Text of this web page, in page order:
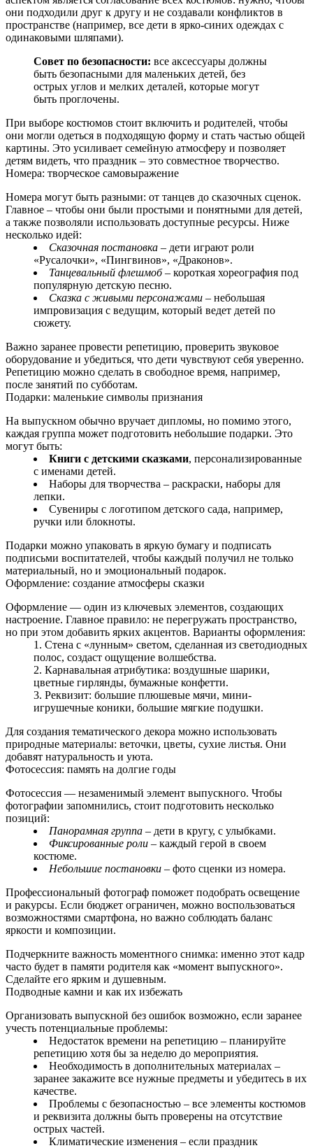
они подходили друг к другу и не создавали конфликтов в
пространстве (например, все дети в ярко‑синих одеждах с
одинаковыми шляпами).
Совет по безопасности: все аксессуары должны
быть безопасными для маленьких детей, без
острых углов и мелких деталей, которые могут
быть проглочены.
При выборе костюмов стоит включить и родителей, чтобы
они могли одеться в подходящую форму и стать частью общей
картины. Это усиливает семейную атмосферу и позволяет
детям видеть, что праздник – это совместное творчество.
Номера: творческое самовыражение
Номера могут быть разными: от танцев до сказочных сценок.
Главное – чтобы они были простыми и понятными для детей,
а также позволяли использовать доступные ресурсы. Ниже
несколько идей:
Сказочная постановка – дети играют роли
«Русалочки», «Пингвинов», «Драконов».
Танцевальный флешмоб– короткая хореография под
популярную детскую песню.
Сказка с живыми персонажами – небольшая
импровизация с ведущим, который ведет детей по
сюжету.
Важно заранее провести репетицию, проверить звуковое
оборудование и убедиться, что дети чувствуют себя уверенно.
Репетицию можно сделать в свободное время, например,
после занятий по субботам.
Подарки: маленькие символы признания
На выпускном обычно вручает дипломы, но помимо этого,
каждая группа может подготовить небольшие подарки. Это
могут быть:
Книги с детскими сказками, персонализированные
с именами детей.
Наборы для творчества – раскраски, наборы для
лепки.
Сувениры с логотипом детского сада, например,
ручки или блокноты.
Подарки можно упаковать в яркую бумагу и подписать
подписьми воспитателей, чтобы каждый получил не только
материальный, но и эмоциональный подарок.
Оформление: создание атмосферы сказки
Оформление — один из ключевых элементов, создающих
настроение. Главное правило: не перегружать пространство,
но при этом добавить ярких акцентов. Варианты оформления:
Стена с «лунным» светом, сделанная из светодиодных
полос, создаст ощущение волшебства.
Карнавальная атрибутика: воздушные шарики,
цветные гирлянды, бумажные конфетти.
Реквизит: большие плюшевые мячи, мини-
игрушечные коники, большие мягкие подушки.
Для создания тематического декора можно использовать
природные материалы: веточки, цветы, сухие листья. Они
добавят натуральность и уюта.
Фотосессия: память на долгие годы
Фотосессия — незаменимый элемент выпускного. Чтобы
фотографии запомнились, стоит подготовить несколько
позиций:
Панорамная группа – дети в кругу, с улыбками.
Фиксированные роли – каждый герой в своем
костюме.
Небольшие постановки – фото сценки из номера.
Профессиональный фотограф поможет подобрать освещение
и ракурсы. Если бюджет ограничен, можно воспользоваться
возможностями смартфона, но важно соблюдать баланс
яркости и композиции.
Подчеркните важность моментного снимка: именно этот кадр
часто будет в памяти родителя как «момент выпускного».
Сделайте его ярким и душевным.
Подводные камни и как их избежать
Организовать выпускной без ошибок возможно, если заранее
учесть потенциальные проблемы:
Недостаток времени на репетицию – планируйте
репетицию хотя бы за неделю до мероприятия.
Необходимость в дополнительных материалах –
заранее закажите все нужные предметы и убедитесь в их
качестве.
Проблемы с безопасностью – все элементы костюмов
и реквизита должны быть проверены на отсутствие
острых частей.
Климатические изменения – если праздник